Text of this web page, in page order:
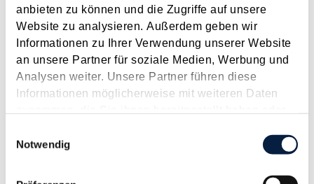
anbieten zu können und die Zugriffe auf unsere
Website zu analysieren. Außerdem geben wir
Informationen zu Ihrer Verwendung unserer Website
an unsere Partner für soziale Medien, Werbung und
Analysen weiter. Unsere Partner führen diese
Informationen möglicherweise mit weiteren Daten
gesammelt haben.
Notwendig
Tagesgelder auch bei eintägiger Reise ohne
Nächtigung
August 2026
Problemstellung und rechtlicher Hintergrund Tagesgelder
sollen Verpflegungsmehraufwendungen ausgleichen, welche
typischerweise stellt sich das Problem in der...